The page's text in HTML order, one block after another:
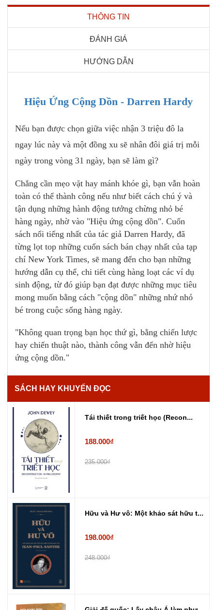
THÔNG TIN
ĐÁNH GIÁ
HƯỚNG DẪN
Hiệu Ứng Cộng Dồn - Darren Hardy
Nếu bạn được chọn giữa việc nhận 3 triệu đô la
ngay lúc này và một đồng xu sẽ nhân đôi giá trị mỗi
ngày trong vòng 31 ngày, bạn sẽ làm gì?
Chẳng cần mẹo vặt hay mánh khóe gì, bạn vẫn hoàn
toàn có thể thành công nếu như biết cách chú ý và
tận dụng những hành động tưởng chừng nhỏ bé
hàng ngày, nhờ vào "Hiệu ứng cộng dồn". Cuốn
sách nổi tiếng nhất của tác giả Darren Hardy, đã
từng lọt top những cuốn sách bán chạy nhất của tạp
chí New York Times, sẽ mang đến cho bạn những
hướng dẫn cụ thể, chi tiết cùng hàng loạt các ví dụ
sinh động, từ đó giúp bạn đạt được những mục tiêu
mong muốn bằng cách "cộng dồn" những nhứ nhỏ
bé trong cuộc sống hàng ngày.
"Không quan trọng bạn học thứ gì, bằng chiến lược
hay chiến thuật nào, thành công vẫn đến nhờ hiệu
ứng cộng dồn."
SÁCH HAY KHUYẾN ĐỌC
Tái thiết trong triết học (Recon...
188.000₫
235.000₫
Hữu và Hư vô: Một khảo sát hữu t...
198.000₫
248.000₫